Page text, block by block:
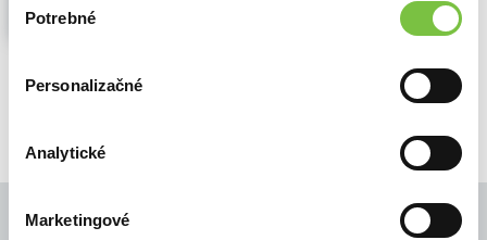
cookies.
súhlasu
Potrebné
Personalizačné
Analytické
Marketingové